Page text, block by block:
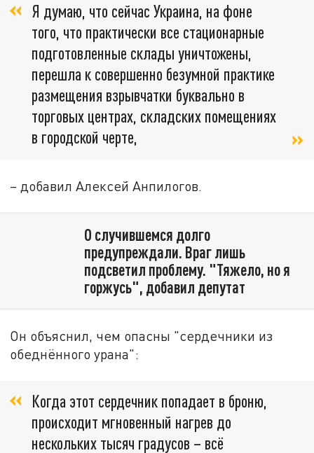
Я думаю, что сейчас Украина, на фоне
того, что практически все стационарные
подготовленные склады уничтожены,
перешла к совершенно безумной практике
размещения взрывчатки буквально в
торговых центрах, складских помещениях
в городской черте,
– добавил Алексей Анпилогов.
О случившемся долго
предупреждали. Враг лишь
подсветил проблему. "Тяжело, но я
горжусь", добавил депутат
Он объяснил, чем опасны "сердечники из
обеднённого урана":
Когда этот сердечник попадает в броню,
происходит мгновенный нагрев до
нескольких тысяч градусов – всё